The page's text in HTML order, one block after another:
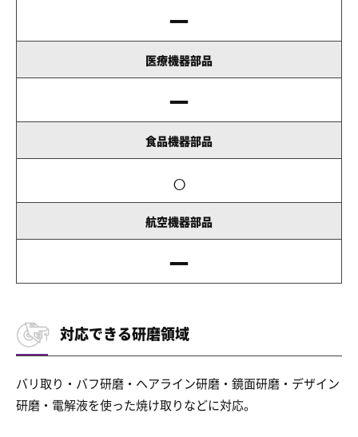
－
医療機器部品
－
食品機器部品
○
航空機器部品
－
対応できる研磨領域
バリ取り・バフ研磨・ヘアライン研磨・鏡面研磨・デザイン
研磨・電解液を使った焼け取りなどに対応。